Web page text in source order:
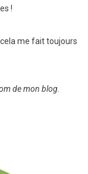
!
me fait toujours
de mon blog.